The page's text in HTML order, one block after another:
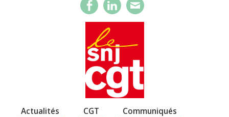
Actualités CGT
Communiqués